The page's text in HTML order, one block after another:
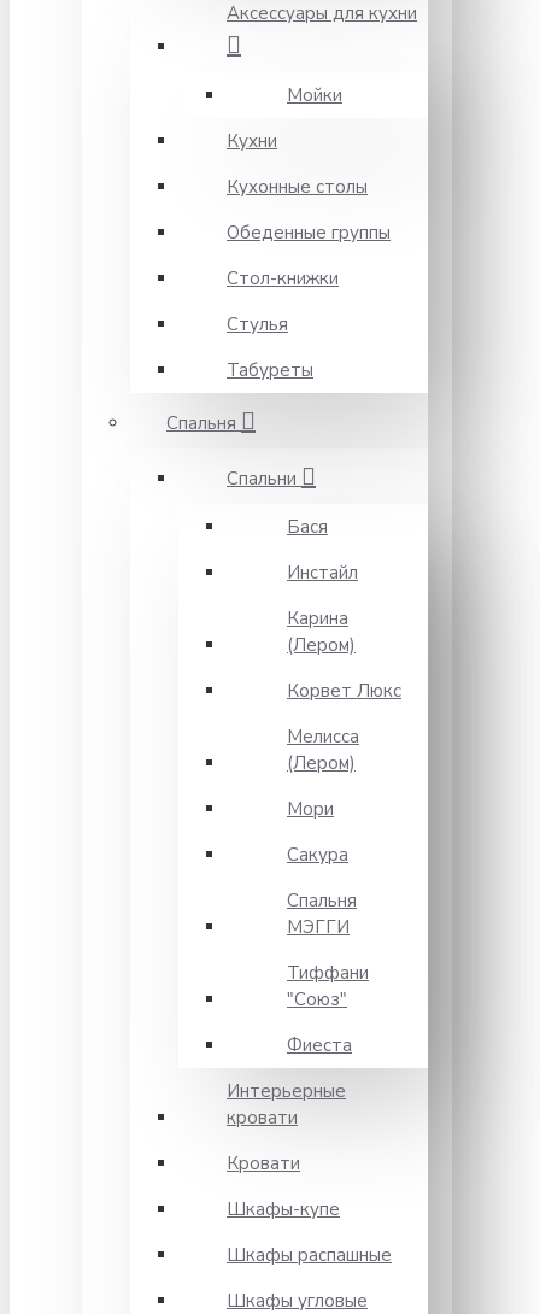
Аксессуары для кухни
Мойки
Кухни
Кухонные столы
Обеденные группы
Стол-книжки
Стулья
Табуреты
Спальня
Спальни
Бася
Инстайл
Карина
(Лером)
Корвет Люкс
Мелисса
(Лером)
Мори
Сакура
Спальня
МЭГГИ
Тиффани
"Союз"
Фиеста
Интерьерные
кровати
Кровати
Шкафы-купе
Шкафы распашные
Шкафы угловые